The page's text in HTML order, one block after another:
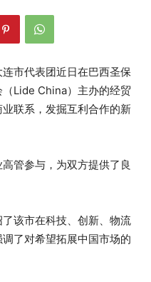
市代表团近日在巴西圣保
Lide China）主办的经贸
联系，发掘互利合作的新
管参与，为双方提供了良
该市在科技、创新、物流
了对希望拓展中国市场的